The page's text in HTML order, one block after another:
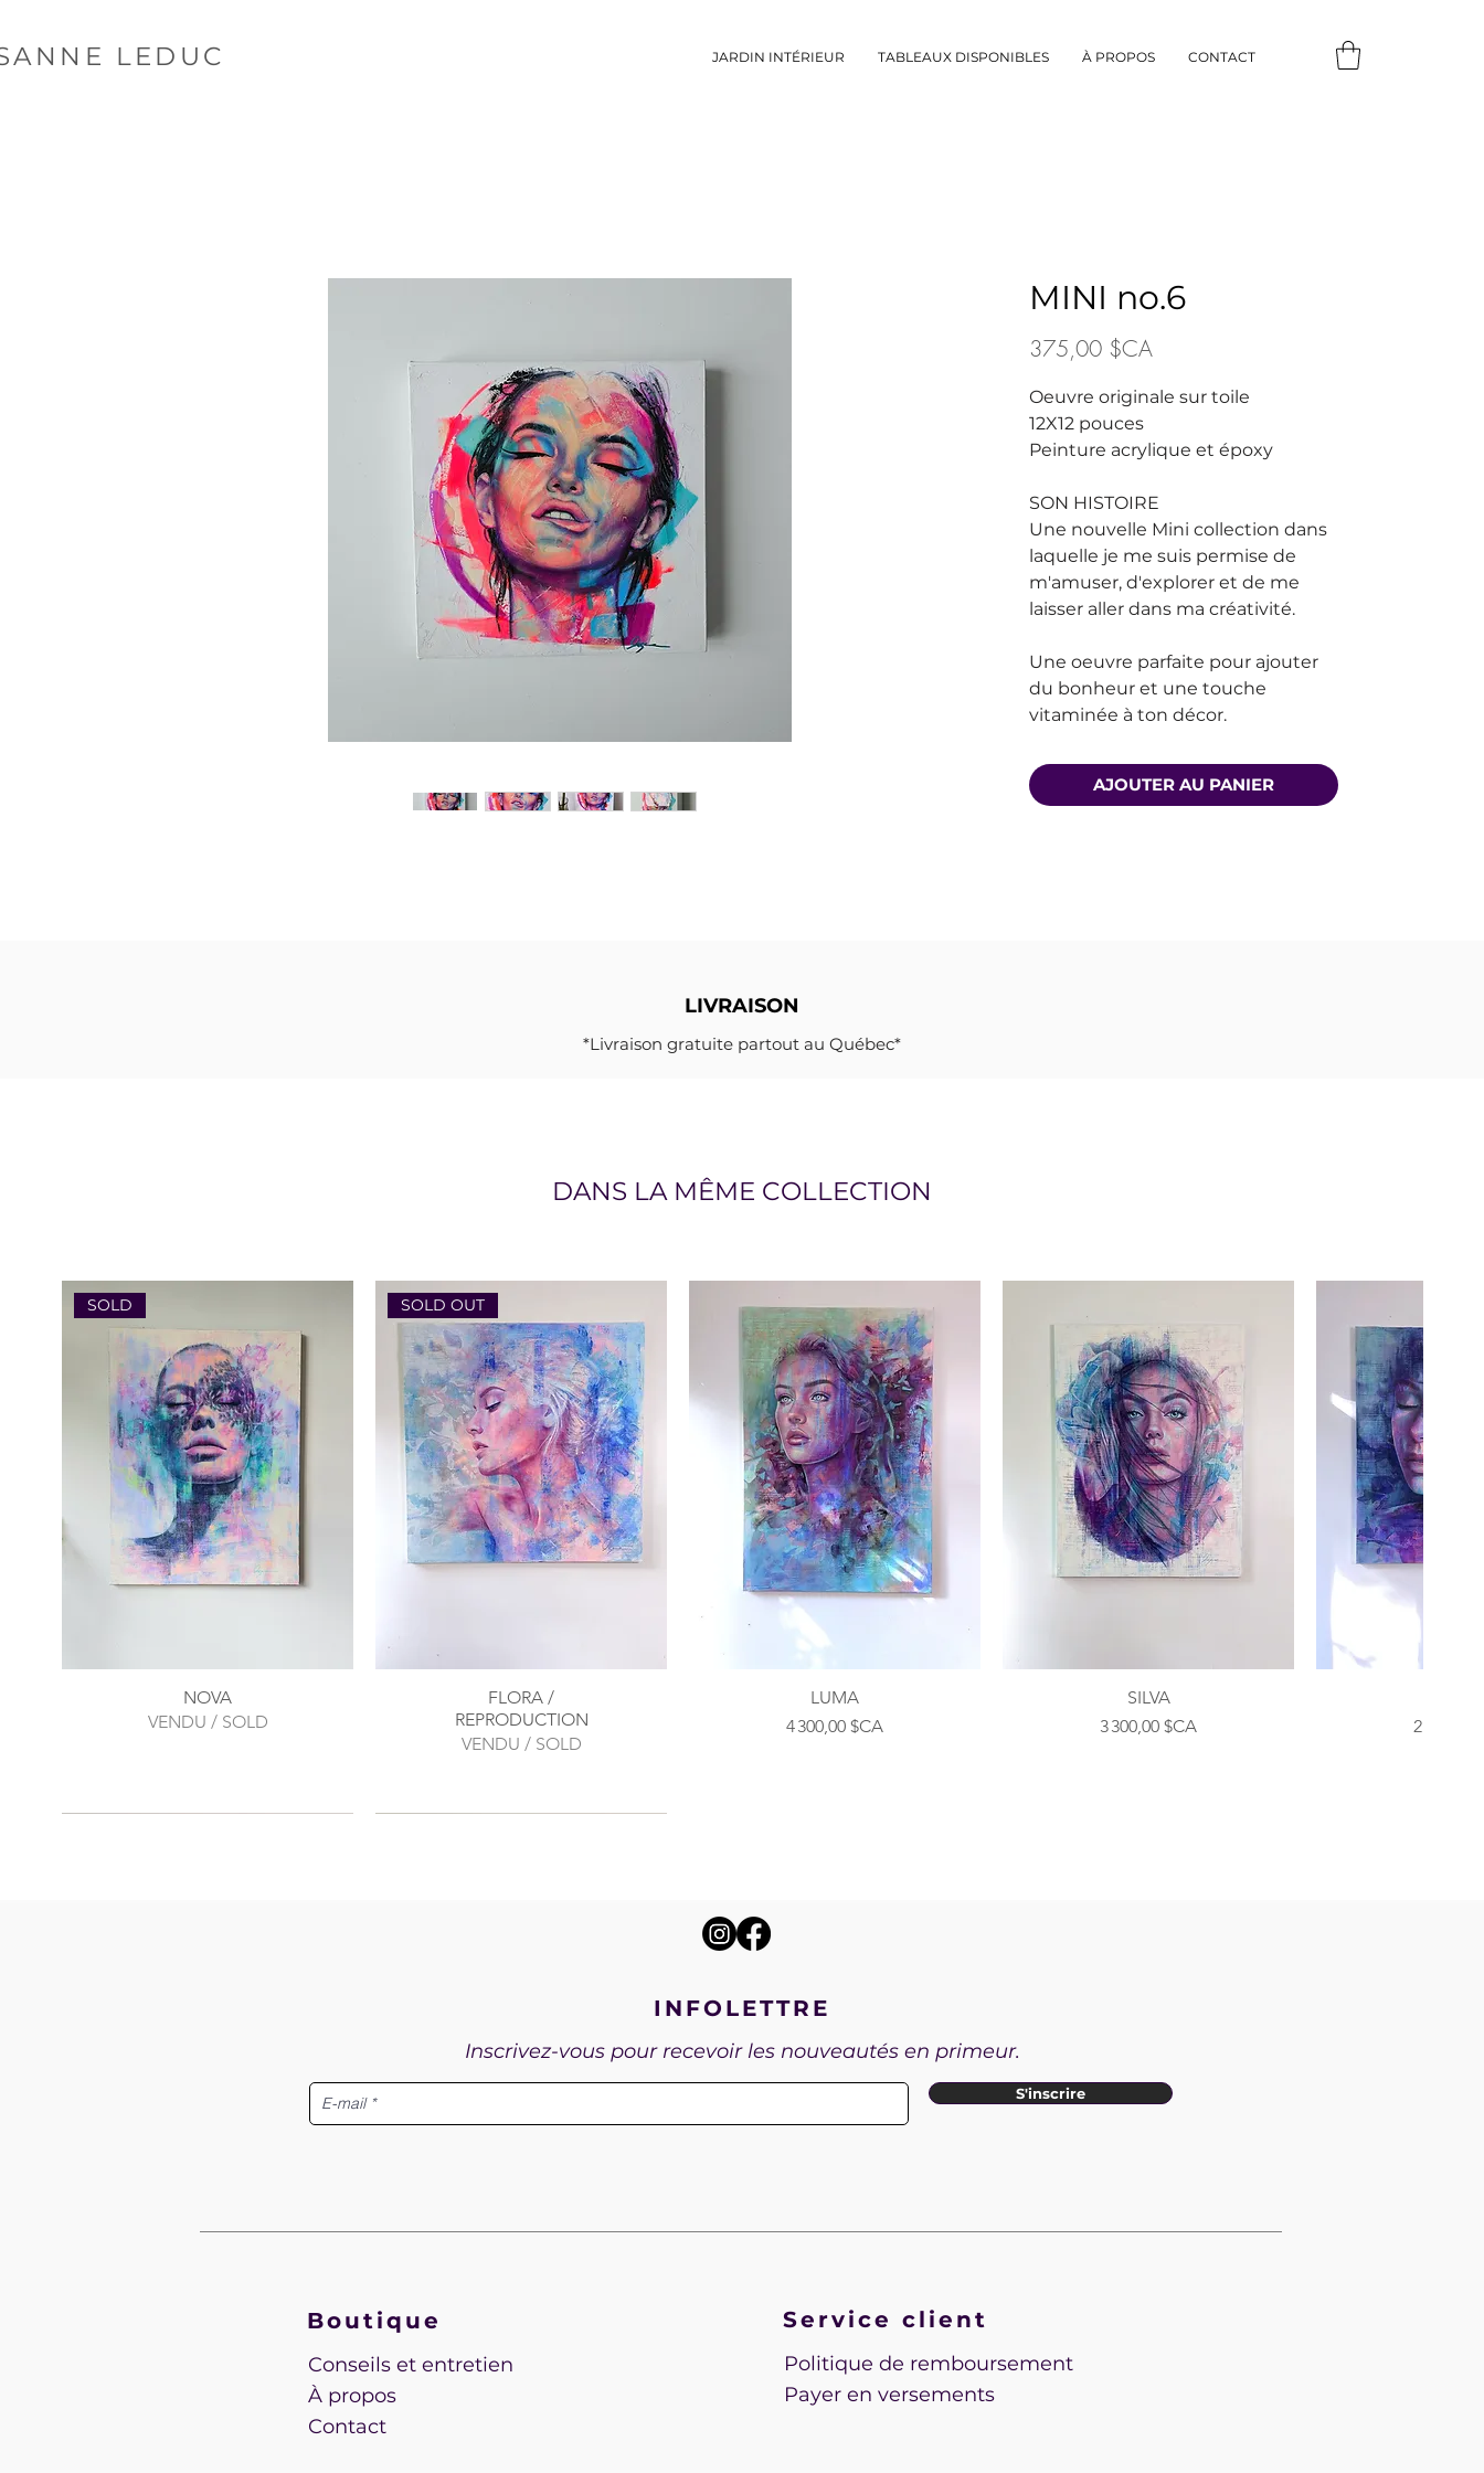
LEDUC JARDIN INTÉRIEUR TABLEAUX DISPONIBLES À PROPOS CONTACT
MINI no.6
375,00 $CA
Oeuvre originale sur toile
12X12 pouces
Peinture acrylique et époxy
SON HISTOIRE
Une nouvelle Mini collection dans
laquelle je me suis permise de
m'amuser, d'explorer et de me
laisser aller dans ma créativité.
Une oeuvre parfaite pour ajouter
du bonheur et une touche
vitaminée à ton décor.
AJOUTER AU PANIER
LIVRAISON
*Livraison gratuite partout au Québec*
DANS LA MÊME COLLECTION
SOLD
NOVA
VENDU / SOLD
SOLD OUT
FLORA /
REPRODUCTION
VENDU / SOLD
LUMA
Prix
4 300,00 $CA
SILVA
Prix
3 300,00 $CA
Prix
2 900,00
FLORA
SILVA /
INFOLETTRE
Inscrivez-vous pour recevoir les nouveautés en primeur.
S'inscrire
Boutique
Conseils et entretien
À propos
Contact
Service client
Politique de remboursement
Payer en versements